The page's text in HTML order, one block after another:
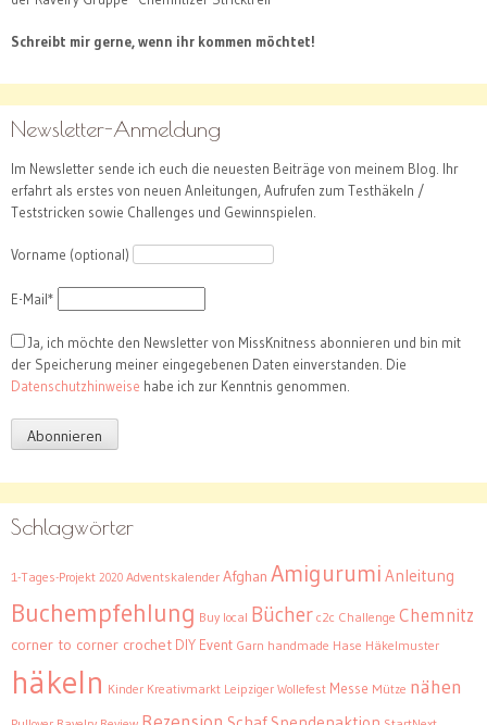
Schreibt mir gerne, wenn ihr kommen möchtet!
Newsletter-Anmeldung
Im Newsletter sende ich euch die neuesten Beiträge von meinem Blog. Ihr
erfahrt als erstes von neuen Anleitungen, Aufrufen zum Testhäkeln /
Teststricken sowie Challenges und Gewinnspielen.
Vorname (optional)
E-Mail*
Ja, ich möchte den Newsletter von MissKnitness abonnieren und bin mit
der Speicherung meiner eingegebenen Daten einverstanden. Die
Datenschutzhinweise habe ich zur Kenntnis genommen.
Schlagwörter
1-Tages-Projekt 2020 Adventskalender Afghan Amigurumi Anleitung
Buchempfehlung Buy local Bücher c2c Challenge Chemnitz
corner to corner crochet DIY Event Garn handmade Hase Häkelmuster
häkeln Kinder Kreativmarkt Leipziger Wollefest Messe Mütze nähen